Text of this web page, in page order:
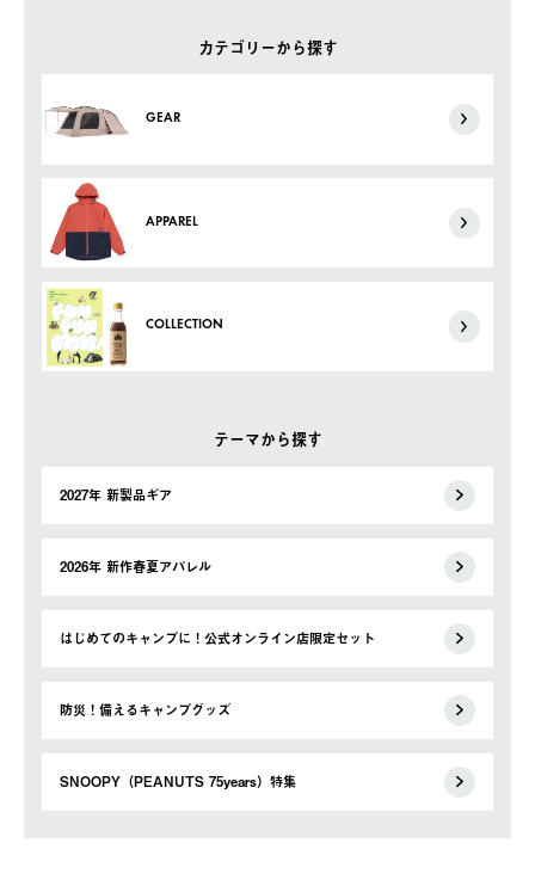
カテゴリーから探す
GEAR
APPAREL
COLLECTION
テーマから探す
2027年 新製品ギア
2026年 新作春夏アパレル
はじめてのキャンプに！公式オンライン店限定セット
防災！備えるキャンプグッズ
SNOOPY（PEANUTS 75years）特集